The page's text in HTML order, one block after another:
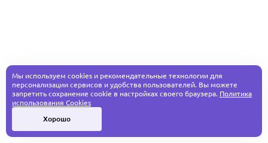
Мы используем cookies и рекомендательные технологии для
персонализации сервисов и удобства пользователей. Вы можете
запретить сохранение cookie в настройках своего браузера. Политика
использования Cookies
Хорошо